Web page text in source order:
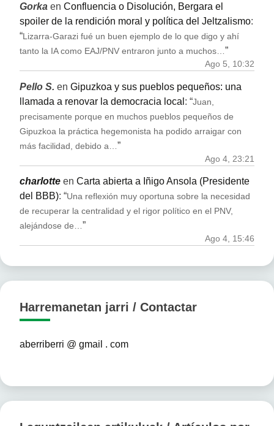
Gorka en Confluencia o Disolución, Bergara el
spoiler de la rendición moral y política del Jeltzalismo:
“ Lizarra-Garazi fué un buen ejemplo de lo que digo y ahí
tanto la IA como EAJ/PNV entraron junto a muchos… ”
Ago 5, 10:32
Pello S. en Gipuzkoa y sus pueblos pequeños: una
llamada a renovar la democracia local : “Juan,
precisamente porque en muchos pueblos pequeños de
Gipuzkoa la práctica hegemonista ha podido arraigar con
más facilidad, debido a… ”
Ago 4, 23:21
charlotte en Carta abierta a Iñigo Ansola (Presidente
del BBB): “Una reflexión muy oportuna sobre la necesidad
de recuperar la centralidad y el rigor político en el PNV,
alejándose de…”
Ago 4, 15:46
Harremanetan jarri / Contactar
aberriberri @ gmail . com